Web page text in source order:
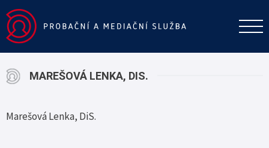
MAREŠOVÁ LENKA, DIS.
Marešová Lenka, DiS.